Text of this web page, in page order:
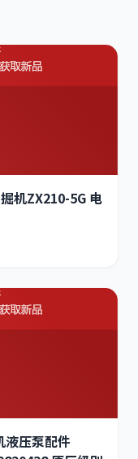
机ZX210-5G 电
液压泵配件